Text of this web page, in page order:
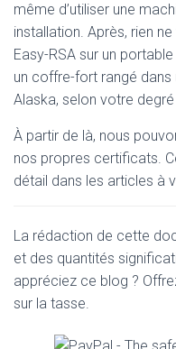
même d’utiliser une
installation. Après, rien
Easy-RSA sur un portable
un coffre-fort rangé dans
Alaska, selon votre
À partir de là, nous
nos propres certificats.
détail dans les articles à
La rédaction de cette
et des quantités
appréciez ce blog ?
sur la tasse.